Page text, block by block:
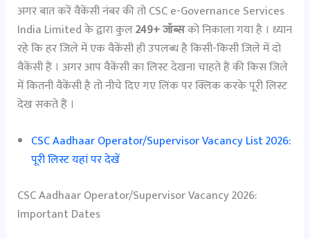
अगर बात करें वैकेंसी नंबर की तो CSC e-Governance Services
India Limited के द्वारा कुल249+ जॉब्सको निकाला गया है । ध्यान
रहे कि हर जिले में एक वैकेंसी ही उपलब्ध है किसी-किसी जिले में दो
वैकेंसी हैं । अगर आप वैकेंसी का लिस्ट देखना चाहते हैं की किस जिले
में कितनी वैकेंसी है तो नीचे दिए गए लिंक पर क्लिक करके पूरी लिस्ट
देख सकते हैं ।
CSC Aadhaar Operator/Supervisor Vacancy List 2026:
पूरी लिस्ट यहां पर देखें
CSC Aadhaar Operator/Supervisor Vacancy 2026:
Important Dates